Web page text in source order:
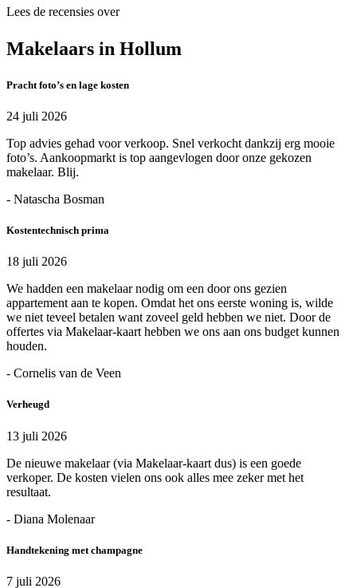
Lees de recensies over
Makelaars in Hollum
Pracht foto’s en lage kosten
24 juli 2026
Top advies gehad voor verkoop. Snel verkocht dankzij erg mooie
foto’s. Aankoopmarkt is top aangevlogen door onze gekozen
makelaar. Blij.
- Natascha Bosman
Kostentechnisch prima
18 juli 2026
We hadden een makelaar nodig om een door ons gezien
appartement aan te kopen. Omdat het ons eerste woning is, wilde
we niet teveel betalen want zoveel geld hebben we niet. Door de
offertes via Makelaar-kaart hebben we ons aan ons budget kunnen
houden.
- Cornelis van de Veen
Verheugd
13 juli 2026
De nieuwe makelaar (via Makelaar-kaart dus) is een goede
verkoper. De kosten vielen ons ook alles mee zeker met het
resultaat.
- Diana Molenaar
Handtekening met champagne
7 juli 2026